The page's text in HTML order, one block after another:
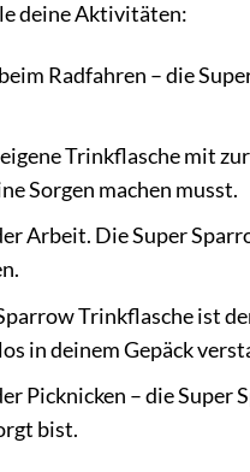
deine Aktivitäten:
Radfahren – die
Trinkflasche mit
Sorgen machen musst.
Arbeit. Die Super
Trinkflasche ist
in deinem Gepäck
Picknicken – die Super
bist.